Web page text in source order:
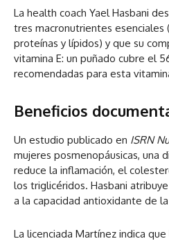
La health coach Yael Hasbani
tres macronutrientes esenciales
proteínas y lípidos) y que su
vitamina E: un puñado cubre el
recomendadas para esta
Beneficios
Un estudio publicado en ISRN
mujeres posmenopáusicas, una
reduce la inflamación, el
los triglicéridos. Hasbani
a la capacidad antioxidante de
La licenciada Martínez indica